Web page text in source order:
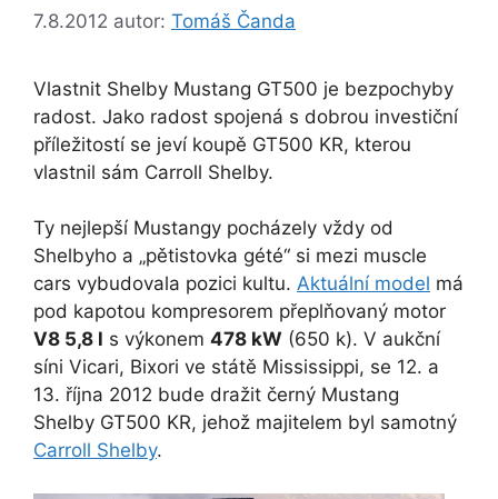
7.8.2012 autor: Tomáš Čanda
Vlastnit Shelby Mustang GT500 je bezpochyby
radost. Jako radost spojená s dobrou investiční
příležitostí se jeví koupě GT500 KR, kterou
vlastnil sám Carroll Shelby.
Ty nejlepší Mustangy pocházely vždy od
Shelbyho a „pětistovka gété“ si mezi muscle
cars vybudovala pozici kultu. Aktuální model má
pod kapotou kompresorem přeplňovaný motor
V8 5,8 l s výkonem 478 kW (650 k). V aukční
síni Vicari, Bixori ve státě Mississippi, se 12. a
13. října 2012 bude dražit černý Mustang
Shelby GT500 KR, jehož majitelem byl samotný
Carroll Shelby.